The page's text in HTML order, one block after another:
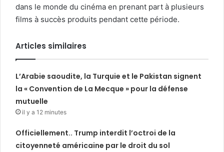
dans le monde du cinéma en prenant part à plusieurs
films à succès produits pendant cette période.
Articles similaires
L’Arabie saoudite, la Turquie et le Pakistan signent
la « Convention de La Mecque » pour la défense
mutuelle
il y a 12 minutes
Officiellement.. Trump interdit l’octroi de la
citoyenneté américaine par le droit du sol